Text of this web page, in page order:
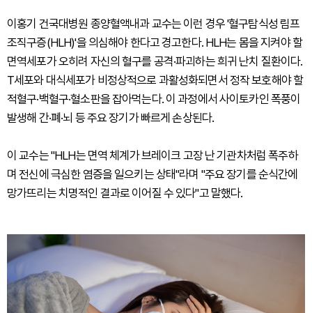
이홍기 건국대병원 종양혈액내과 교수는 이런 경우 '혈구탐식성 림프
조직구증(HLH)'을 의심해야 한다고 경고한다. HLH는 몸을 지켜야 할
면역세포가 오히려 자신의 혈구를 공격·파괴하는 희귀 난치 질환이다.
T세포와 대식세포가 비정상적으로 과활성화되면서 정작 보호해야 할
적혈구·백혈구·혈소판을 잡아먹는다. 이 과정에서 사이토카인 폭풍이
발생해 간·폐·뇌 등 주요 장기가 빠르게 손상된다.
이 교수는 "HLH는 면역 체계가 브레이크 고장 난 기관차처럼 폭주하
며 전신에 극심한 염증을 일으키는 상태"라며 "주요 장기를 순식간에
망가뜨리는 치명적인 결과로 이어질 수 있다"고 말했다.